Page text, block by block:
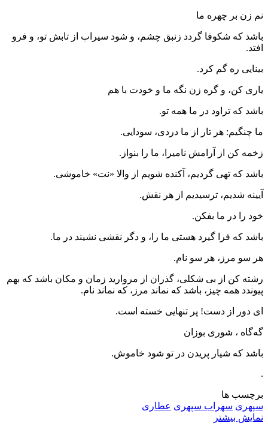
نم زن بر چهره ما
باشد که شکوفا گردد زنبق چشم، و شود سیراب از تابش تو، و فرو
افتد.
بینایی ره گم کرد.
یاری کن، و گره زن نگه ما و خودت با هم
باشد که تراود در ما همه تو.
ما چنگیم: هر تار از ما دردی، سودایی.
زخمه کن از آرامش نامیرا، ما را بنواز.
باشد که تهی گردیم، آکنده شویم از والا «نت» خاموشی.
آیینه شدیم، ترسیدیم از هر نقش.
خود را در ما بفکن.
باشد که فرا گیرد هستی ما را، و دگر نقشی نشیند در ما.
هر سو مرز، هر سو نام.
رشته کن از بی شکلی، گذران از مروارید زمان و مکان باشد که بهم
پیوندد همه چیز، باشد که نماند مرز، که نماند نام.
ای دور از دست! پر تنهایی خسته است.
گه‌گاه ، شوری بوزان
باشد که شیار پریدن در تو شود خاموش.
.
برچسب ها
سپهری سهراب سپهری عطاری
نمایش بیشتر